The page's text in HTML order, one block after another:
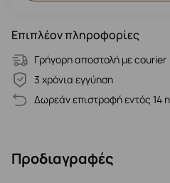
Επιπλέον πληροφορίες
Γρήγορη αποστολή με courier
3 χρόνια εγγύηση
Δωρεάν επιστροφή εντός 14
Προδιαγραφές